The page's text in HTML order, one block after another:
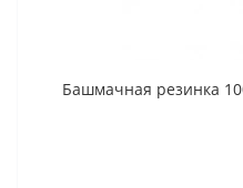
Башмачная резинка